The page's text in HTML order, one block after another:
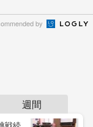
by
週間